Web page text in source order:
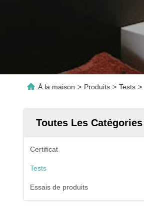
À la maison > Produits > Tests >
Toutes Les Catégories
Certificat
Tests
Essais de produits